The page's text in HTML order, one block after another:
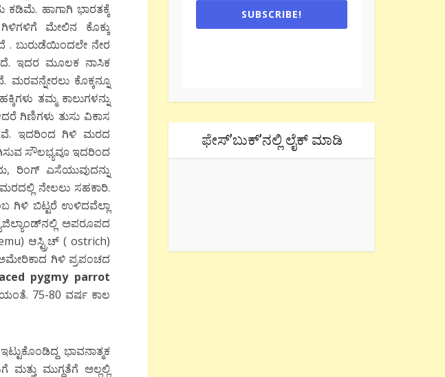
ಕಡಿಮೆ. ಹಾಗಾಗಿ ಭಾರತಕ್ಕೆ
ಮೇಲಿನ ಕೊಕ್ಕು
. ಬುರುಡೆಯಿಂದಲೇ ನೇರ
ಇದರ ಮೂಲಕ ನಾಸಿಕ
ಕೊಕ್ಕನ್ನೂ
ತಮ್ಮ ಕಾಲುಗಳನ್ನು
ಗಿಣಿಗಳು ತುಸು ವಿಕಾಸ
ಇದರಿಂದ ಗಿಳಿ ಮರದ
ಸೌಲಭ್ಯವೂ ಇದರಿಂದ
ರಿಂಗ್ ಎಸೆಯುವುದನ್ನು
ನೇಲಲು ಸಹಕಾರಿ.
ಗಿಳಿ ಬಿಟ್ಟರೆ ಉಳಿದವೆಲ್ಲಾ
ಅಪರೂಪದ
ಆಸ್ಟ್ರಿಚ್ ( ostrich)
ಗಿಳಿ ಪ್ರಪಂಚದ
pygmy parrot
75-80 ವರ್ಷ ಕಾಲ
ಭಾವನಾತ್ಮಕ
ಮುಗ್ಧತೆಗೆ ಅಲ್ಲಲ್ಲಿ
SUBSCRIBE!
ಫೇಸ್’ಬುಕ್’ನಲ್ಲಿ ಲೈಕ್ ಮಾಡಿ